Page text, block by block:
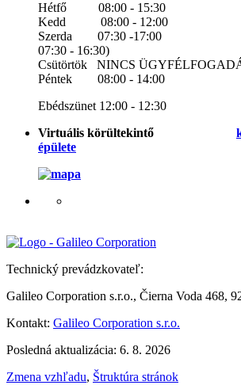
Hétfő 08:00 - 15:30
Kedd 08:00 - 12:00
Szerda 07:30 -17:00
07:30 - 16:30)
Csütörtök NINCS
Péntek 08:00 - 14:00
Ebédszünet 12:00 - 12:30
Virtuális körültekintő
épülete
Technický prevádzkovateľ:
Galileo Corporation s.r.o., Čierna Voda 468,
Kontakt: Galileo Corporation s.r.o.
Posledná aktualizácia: 6. 8. 2026
Zmena vzhľadu, Štruktúra stránok